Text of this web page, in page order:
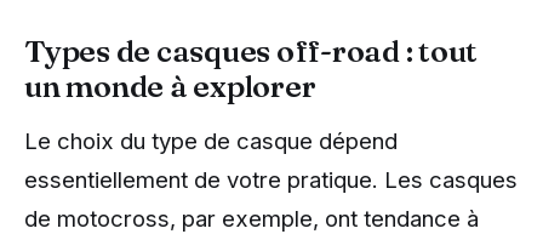
Types de casques off-road : tout
un monde à explorer
Le choix du type de casque dépend
essentiellement de votre pratique. Les casques
de motocross, par exemple, ont tendance à